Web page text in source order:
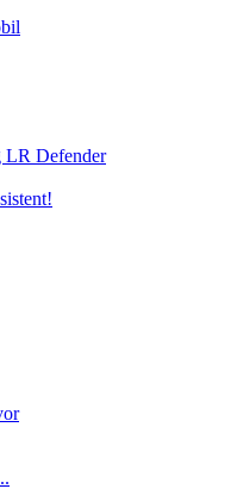
LR Defender